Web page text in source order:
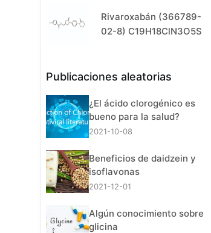
Rivaroxabán (366789-
02-8) C19H18ClN3O5S
Publicaciones aleatorias
¿El ácido clorogénico es
bueno para la salud?
2021-10-08
Beneficios de daidzein y
isoflavonas
2021-12-01
Algún conocimiento sobre
glicina